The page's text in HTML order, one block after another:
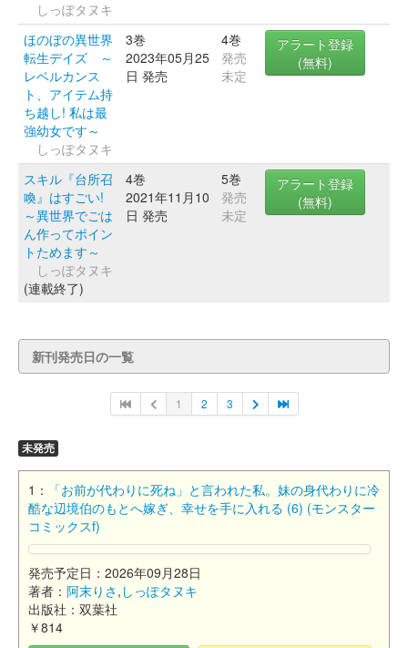
しっぽタヌキ
ほのぼの異世界
転生デイズ ～
レベルカンス
ト、アイテム持
ち越し! 私は最
強幼女です～
しっぽタヌキ
3巻
2023年05月25
日 発売
4巻
発売
未定
アラート登録
(無料)
スキル『台所召
喚』はすごい!
～異世界でごは
ん作ってポイン
トためます～
しっぽタヌキ
(連載終了)
4巻
2021年11月10
日 発売
5巻
発売
未定
アラート登録
(無料)
新刊発売日の一覧
1 2 3
未発売
1：
「お前が代わりに死ね」と言われた私。妹の身代わりに冷
酷な辺境伯のもとへ嫁ぎ、幸せを手に入れる (6) (モンスター
コミックスf)
発売予定日：2026年09月28日
著者： 阿末りさ , しっぽタヌキ
出版社：双葉社
￥814